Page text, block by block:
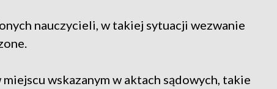
nauczycieli, w takiej sytuacji wezwanie
wskazanym w aktach sądowych, takie